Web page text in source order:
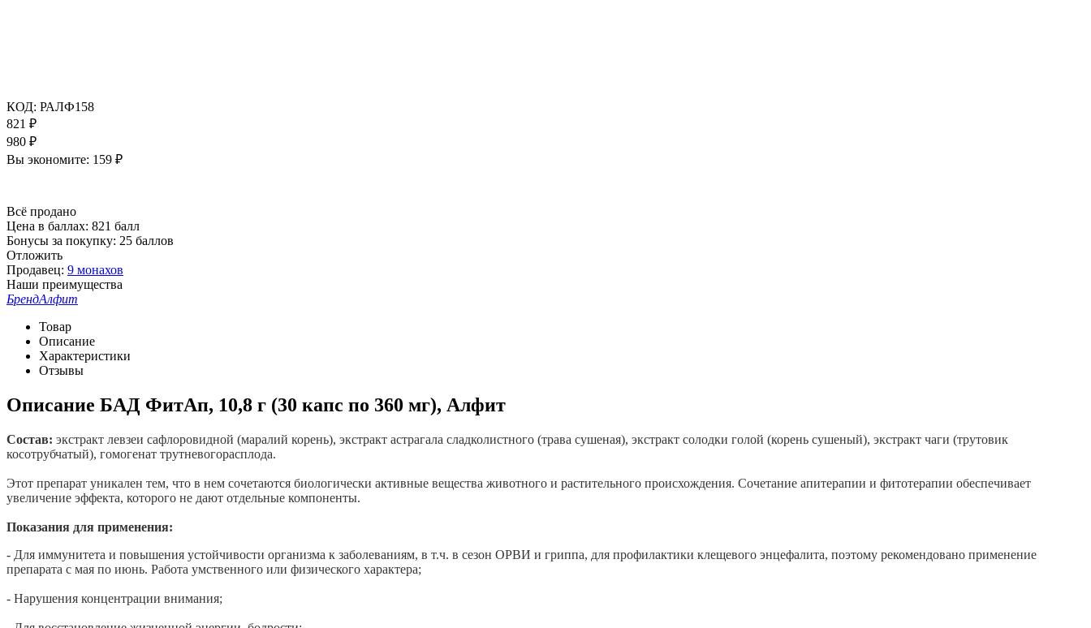
КОД: РАЛФ158
821 ₽
980 ₽
Вы экономите: 159 ₽
Всё продано
Цена в баллах: 821 балл
Бонусы за покупку: 25 баллов
Отложить
Продавец: 9 монахов
Наши преимущества
БрендАлфит
Товар
Описание
Характеристики
Отзывы
Описание БАД ФитАп, 10,8 г (30 капс по 360 мг), Алфит
Состав: экстракт левзеи сафлоровидной (маралий корень), экстракт астрагала сладколистного (трава сушеная), экстракт солодки голой (корень сушеный), экстракт чаги (трутовик
косотрубчатый), гомогенат трутневогорасплода.
Этот препарат уникален тем, что в нем сочетаются биологически активные вещества животного и растительного происхождения. Сочетание апитерапии и фитотерапии обеспечивает
увеличение эффекта, которого не дают отдельные компоненты.
Показания для применения:
- Для иммунитета и повышения устойчивости организма к заболеваниям, в т.ч. в сезон ОРВИ и гриппа, для профилактики клещевого энцефалита, поэтому рекомендовано применение
препарата с мая по июнь. Работа умственного или физического характера;
- Нарушения концентрации внимания;